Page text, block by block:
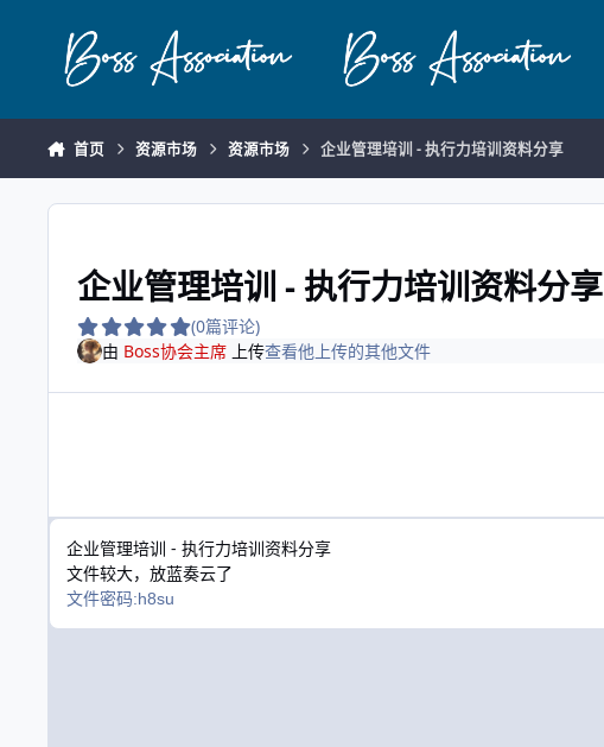
首页 资源市场 资源市场 企业管理培训 - 执行力培训资料分享
企业管理培训 - 执行力培训资料分享
(0篇评论)
由 Boss协会主席上传查看他上传的其他文件
企业管理培训 - 执行力培训资料分享
文件较大，放蓝奏云了
文件密码:h8su